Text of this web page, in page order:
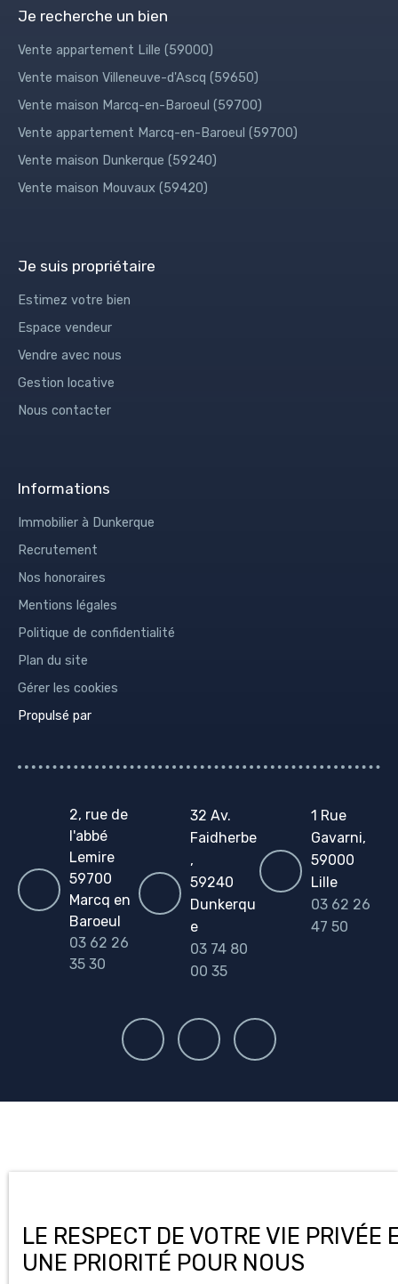
Je recherche un bien
Vente appartement Lille (59000)
Vente maison Villeneuve-d'Ascq (59650)
Vente maison Marcq-en-Baroeul (59700)
Vente appartement Marcq-en-Baroeul (59700)
Vente maison Dunkerque (59240)
Vente maison Mouvaux (59420)
Je suis propriétaire
Estimez votre bien
Espace vendeur
Vendre avec nous
Gestion locative
Nous contacter
Informations
Immobilier à Dunkerque
Recrutement
Nos honoraires
Mentions légales
Politique de confidentialité
Plan du site
Gérer les cookies
Propulsé par
2, rue de
l'abbé
Lemire
59700
Marcq en
Baroeul
03 62 26
35 30
32 Av.
Faidherbe
,
59240
Dunkerqu
e
03 74 80
00 35
1 Rue
Gavarni,
59000
Lille
03 62 26
47 50
LE RESPECT DE VOTRE VIE PRIVÉE
UNE PRIORITÉ POUR NOUS